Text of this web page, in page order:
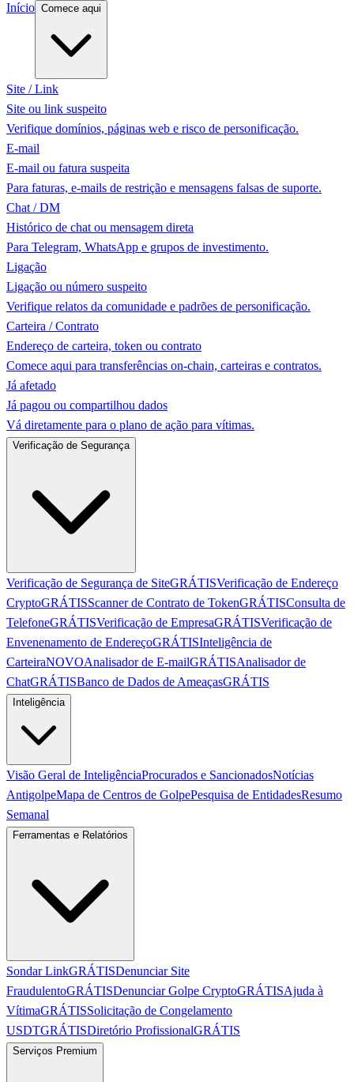
Início Comece aqui
Site / Link
Site ou link suspeito
Verifique domínios, páginas web e risco de personificação.
E-mail
E-mail ou fatura suspeita
Para faturas, e-mails de restrição e mensagens falsas de suporte.
Chat / DM
Histórico de chat ou mensagem direta
Para Telegram, WhatsApp e grupos de investimento.
Ligação
Ligação ou número suspeito
Verifique relatos da comunidade e padrões de personificação.
Carteira / Contrato
Endereço de carteira, token ou contrato
Comece aqui para transferências on-chain, carteiras e contratos.
Já afetado
Já pagou ou compartilhou dados
Vá diretamente para o plano de ação para vítimas.
Verificação de Segurança
Verificação de Segurança de SiteGRÁTISVerificação de Endereço
CryptoGRÁTISScanner de Contrato de TokenGRÁTISConsulta de
TelefoneGRÁTISVerificação de EmpresaGRÁTISVerificação de
Envenenamento de EndereçoGRÁTISInteligência de
CarteiraNOVOAnalisador de E-mailGRÁTISAnalisador de
ChatGRÁTISBanco de Dados de AmeaçasGRÁTIS
Inteligência
Visão Geral de InteligênciaProcurados e SancionadosNotícias
AntigolpeMapa de Centros de GolpePesquisa de EntidadesResumo
Semanal
Ferramentas e Relatórios
Sondar LinkGRÁTISDenunciar Site
FraudulentoGRÁTISDenunciar Golpe CryptoGRÁTISAjuda à
VítimaGRÁTISSolicitação de Congelamento
USDTGRÁTISDiretório ProfissionalGRÁTIS
Serviços Premium